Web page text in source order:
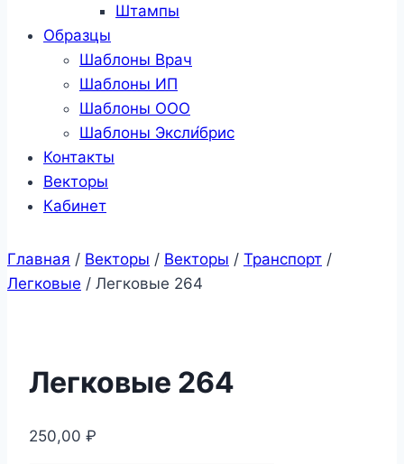
Штампы
Образцы
Шаблоны Врач
Шаблоны ИП
Шаблоны ООО
Шаблоны Эксли́брис
Контакты
Векторы
Кабинет
Главная / Векторы / Векторы / Транспорт /
Легковые / Легковые 264
Легковые 264
250,00 ₽